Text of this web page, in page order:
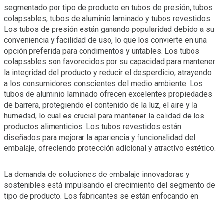
segmentado por tipo de producto en tubos de presión, tubos
colapsables, tubos de aluminio laminado y tubos revestidos.
Los tubos de presión están ganando popularidad debido a su
conveniencia y facilidad de uso, lo que los convierte en una
opción preferida para condimentos y untables. Los tubos
colapsables son favorecidos por su capacidad para mantener
la integridad del producto y reducir el desperdicio, atrayendo
a los consumidores conscientes del medio ambiente. Los
tubos de aluminio laminado ofrecen excelentes propiedades
de barrera, protegiendo el contenido de la luz, el aire y la
humedad, lo cual es crucial para mantener la calidad de los
productos alimenticios. Los tubos revestidos están
diseñados para mejorar la apariencia y funcionalidad del
embalaje, ofreciendo protección adicional y atractivo estético.
La demanda de soluciones de embalaje innovadoras y
sostenibles está impulsando el crecimiento del segmento de
tipo de producto. Los fabricantes se están enfocando en